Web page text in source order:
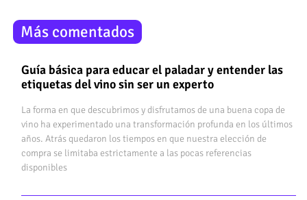
Más comentados
Guía básica para educar el paladar y entender las
etiquetas del vino sin ser un experto
La forma en que descubrimos y disfrutamos de una buena copa de
vino ha experimentado una transformación profunda en los últimos
años. Atrás quedaron los tiempos en que nuestra elección de
compra se limitaba estrictamente a las pocas referencias
disponibles